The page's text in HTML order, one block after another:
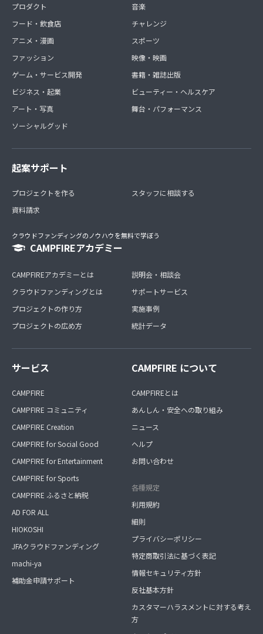
プロダクト
フード・飲食店
アニメ・漫画
ファッション
ゲーム・サービス開発
ビジネス・起業
アート・写真
ソーシャルグッド
音楽
チャレンジ
スポーツ
映像・映画
書籍・雑誌出版
ビューティー・ヘルスケア
舞台・パフォーマンス
起案サポート
プロジェクトを作る
資料請求
スタッフに相談する
クラウドファンディングのノウハウを無料で学ぼう
CAMPFIREアカデミー
CAMPFIREアカデミーとは
クラウドファンディングとは
プロジェクトの作り方
プロジェクトの広め方
説明会・相談会
サポートサービス
実施事例
統計データ
サービス
CAMPFIRE
CAMPFIRE コミュニティ
CAMPFIRE Creation
CAMPFIRE for Social Good
CAMPFIRE for Entertainment
CAMPFIRE for Sports
CAMPFIRE ふるさと納税
AD FOR ALL
HIOKOSHI
JFAクラウドファンディング
machi-ya
補助金申請サポート
CAMPFIRE について
CAMPFIREとは
あんしん・安全への取り組み
ニュース
ヘルプ
お問い合わせ
各種規定
利用規約
細則
プライバシーポリシー
特定商取引法に基づく表記
情報セキュリティ方針
反社基本方針
カスタマーハラスメントに対する考え
方